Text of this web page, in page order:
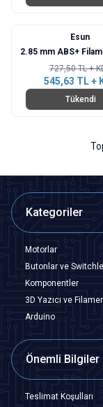
Esun
2.85 mm ABS+
727,50TL +
545,63 TL +
Tükendi
Kategoriler
Motorlar
Butonlar ve
Komponentler
3D Yazıcı ve
Arduino
Önemli Bilgiler
Teslimat Koşulları